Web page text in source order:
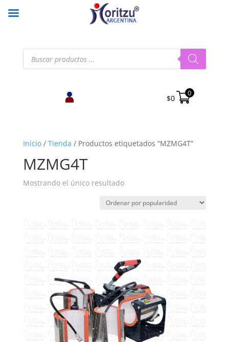
Búsqueda
productos
$0
0
Inicio/ Tienda / Productos etiquetados “MZMG4T”
MZMG4T
Mostrando el único resultado